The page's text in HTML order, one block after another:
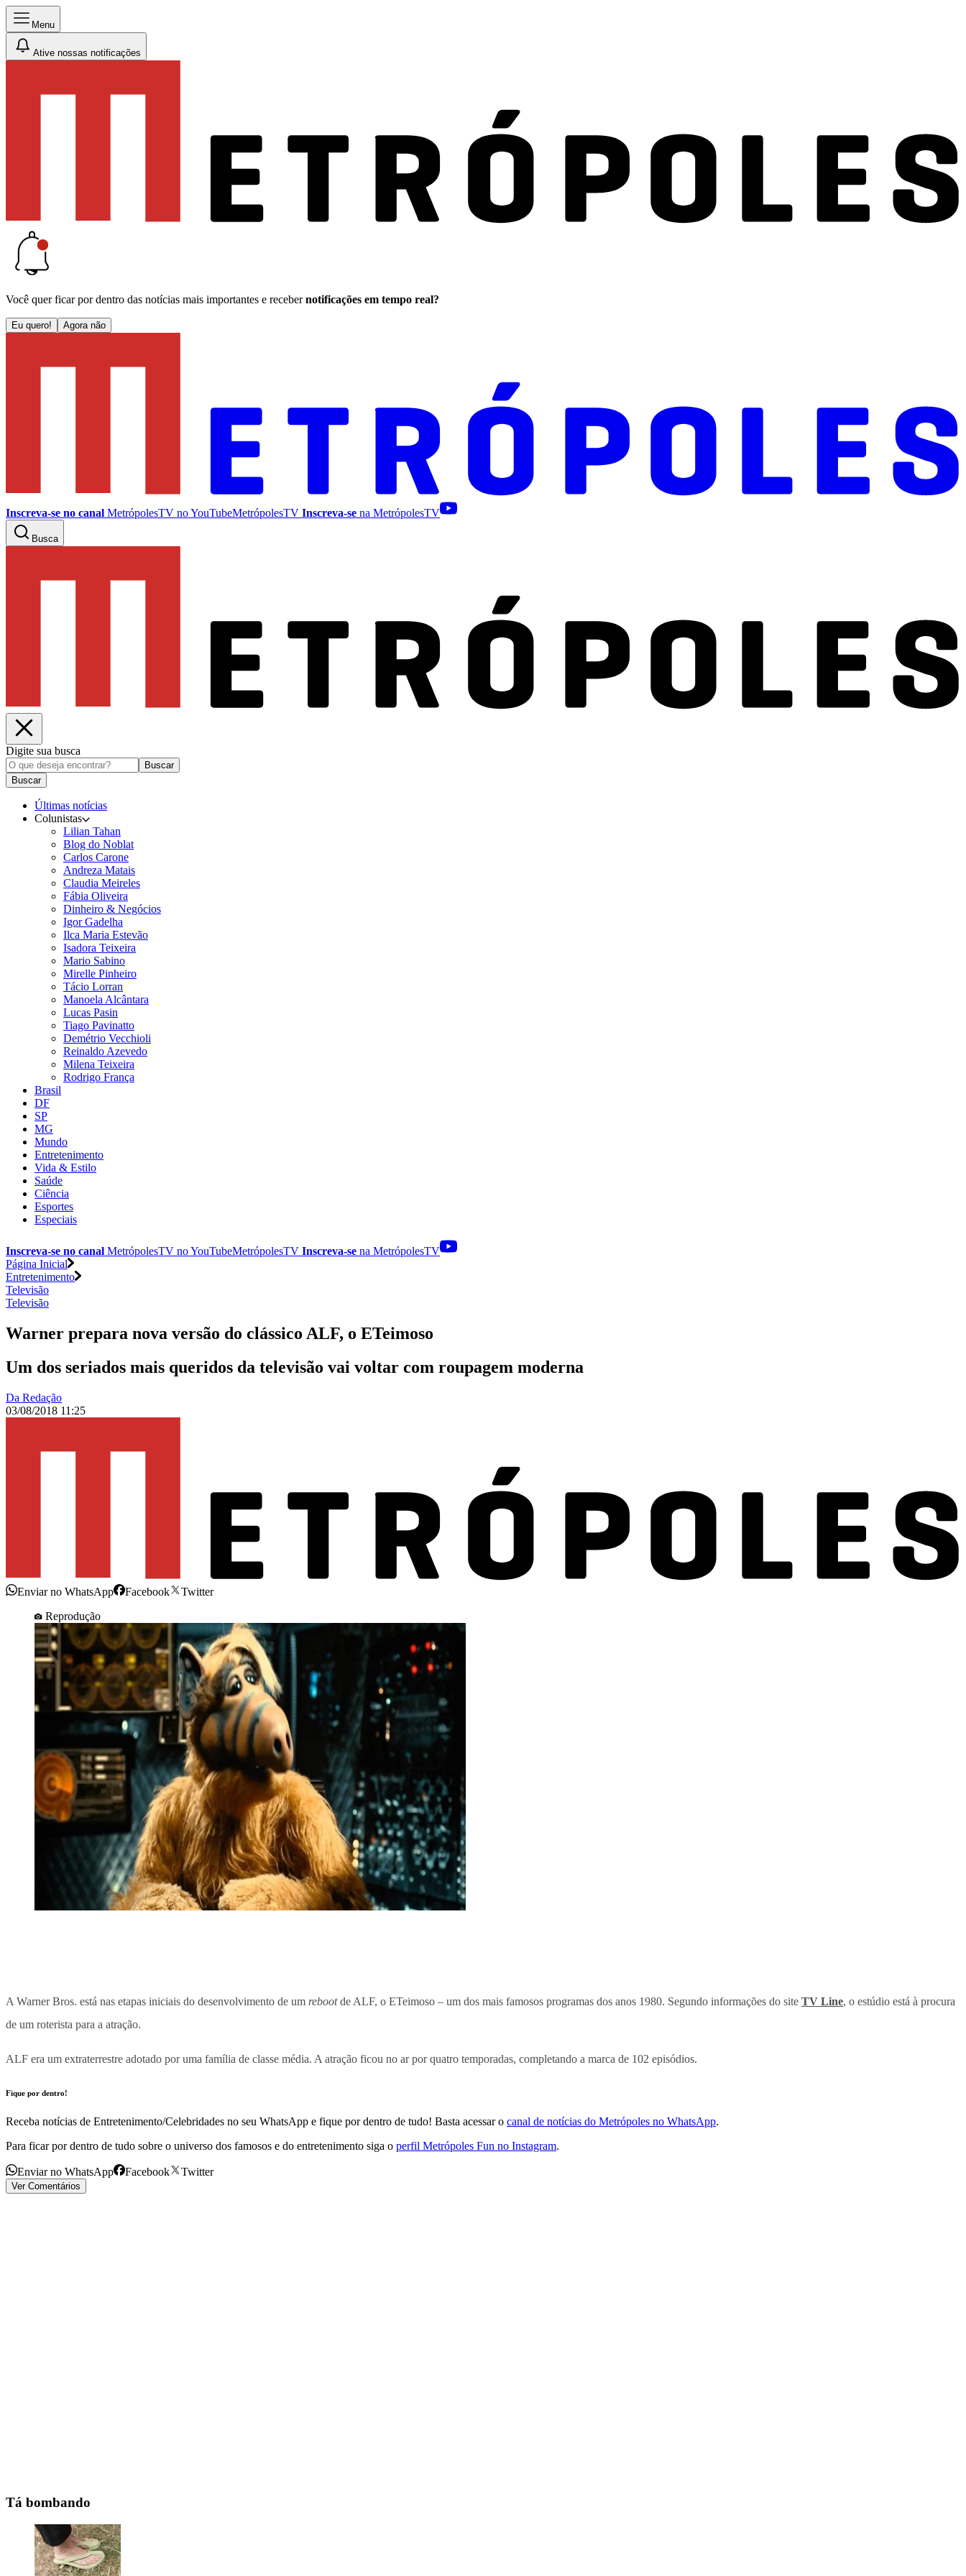
Menu
Ative nossas notificações
Você quer ficar por dentro das notícias mais importantes e receber notificações em tempo real?
Eu quero! Agora não
Inscreva-se no canal MetrópolesTV noYouTubeMetrópolesTV Inscreva-se na MetrópolesTV
Busca
Digite sua busca
Buscar
Buscar
Últimas notícias
Colunistas
Lilian Tahan
Blog do Noblat
Carlos Carone
Andreza Matais
Claudia Meireles
Fábia Oliveira
Dinheiro & Negócios
Igor Gadelha
Ilca Maria Estevão
Isadora Teixeira
Mario Sabino
Mirelle Pinheiro
Tácio Lorran
Manoela Alcântara
Lucas Pasin
Tiago Pavinatto
Demétrio Vecchioli
Reinaldo Azevedo
Milena Teixeira
Rodrigo França
Brasil
DF
SP
MG
Mundo
Entretenimento
Vida & Estilo
Saúde
Ciência
Esportes
Especiais
Inscreva-se no canal MetrópolesTV noYouTubeMetrópolesTV Inscreva-se na MetrópolesTV
Página Inicial
Entretenimento
Televisão
Televisão
Warner prepara nova versão do clássico ALF, o ETeimoso
Um dos seriados mais queridos da televisão vai voltar com roupagem moderna
Da Redação
03/08/2018 11:25
Enviar no WhatsApp Facebook
Twitter
Reprodução
A Warner Bros. está nas etapas iniciais do desenvolvimento de um rebootde ALF, o ETeimoso – um dos mais famosos programas dos anos 1980. Segundo informações do site TV Line, o estúdio está à procura
de um roterista para a atração.
ALF era um extraterrestre adotado por uma família de classe média. A atração ficou no ar por quatro temporadas, completando a marca de 102 episódios.
Fique por dentro!
Receba notícias de Entretenimento/Celebridades no seu WhatsApp e fique por dentro de tudo! Basta acessar o canal de notícias do Metrópoles no WhatsApp.
Para ficar por dentro de tudo sobre o universo dos famosos e do entretenimento siga o perfil Metrópoles Fun no Instagram.
Enviar no WhatsApp Facebook Twitter
Ver Comentários
Tá bombando